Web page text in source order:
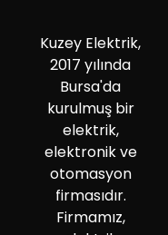
Kuzey Elektrik,
2017 yılında
Bursa'da
kurulmuş bir
elektrik,
elektronik ve
otomasyon
firmasıdır.
Firmamız,